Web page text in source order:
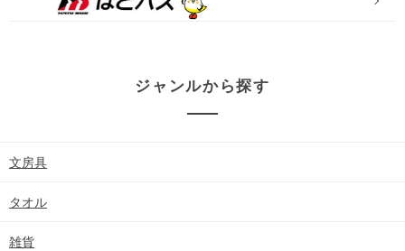
ジャンルから探す
文房具
タオル
雑貨